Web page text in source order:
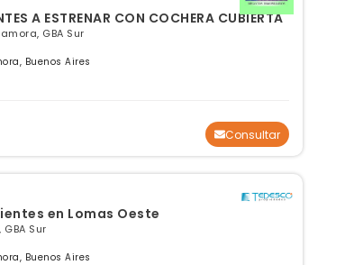
DEPTO. PLANTA BAJA DE 2 AMBIENTES A ESTRENAR CON COCHERA CUBIERTA
GBA Sur
Buenos Aires
Consultar
en Lomas Oeste
Sur
Buenos Aires